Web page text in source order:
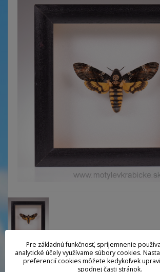
Lišaj smrtihlav
Pre základnú funkčnosť, spríjemnenie
analytické účely využívame súbory cookies.
preferencií cookies môžete kedykoľvek
spodnej časti stránok.